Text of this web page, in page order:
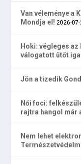
Van véleménye a
Mondja el! 2026-07-
Hoki: végleges
válogatott ütőt
Jön a tizedik
Női foci:
rajtra hangol már
Nem lehet